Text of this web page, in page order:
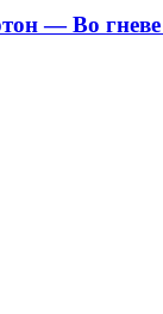
— Во гневе